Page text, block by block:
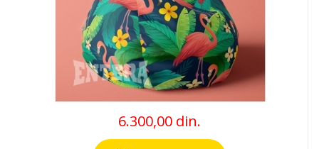
6.300,00 din.